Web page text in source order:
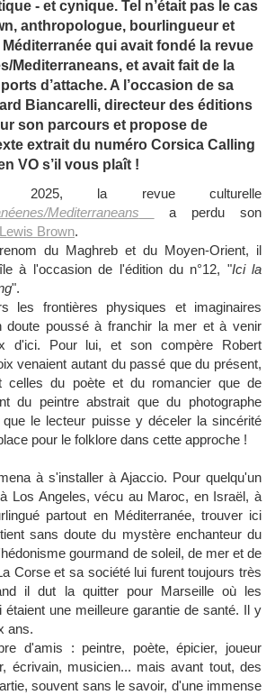
- et cynique. Tel n’était pas le cas
anthropologue, bourlingueur et
qui avait fondé la revue
Mediterraneans, et avait fait de la
d’attache. A l’occasion de sa
Biancarelli, directeur des éditions
son parcours et propose de
extrait du numéro Corsica Calling
VO s’il vous plaît !
la revue culturelle
Mediterraneans
a perdu son
Brown.
du Maghreb et du Moyen-Orient, il
à l'occasion de l'édition du n°12, "Ici la
".
les frontières physiques et imaginaires
poussé à franchir la mer et à venir
d'ici. Pour lui, et son compère Robert
venaient autant du passé que du présent,
celles du poète et du romancier que de
du peintre abstrait que du photographe
que le lecteur puisse y déceler la sincérité
pour le folklore dans cette approche !
à s'installer à Ajaccio. Pour quelqu'un
Los Angeles, vécu au Maroc, en Israël, à
partout en Méditerranée, trouver ici
sans doute du mystère enchanteur du
gourmand de soleil, de mer et de
Corse et sa société lui furent toujours très
il dut la quitter pour Marseille où les
une meilleure garantie de santé. Il y
ans.
d'amis : peintre, poète, épicier, joueur
écrivain, musicien... mais avant tout, des
souvent sans le savoir, d'une immense